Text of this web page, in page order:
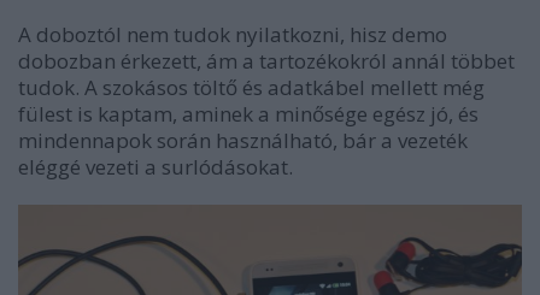
A doboztól nem tudok nyilatkozni, hisz demo
dobozban érkezett, ám a tartozékokról annál többet
tudok. A szokásos töltő és adatkábel mellett még
fülest is kaptam, aminek a minősége egész jó, és
mindennapok során használható, bár a vezeték
eléggé vezeti a surlódásokat.